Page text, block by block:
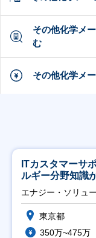
その他化学メ
む
その他化学メ
ITカスタマーサ
ルギー分野知識
エナジー・ソリュ
東京都
350万~475万